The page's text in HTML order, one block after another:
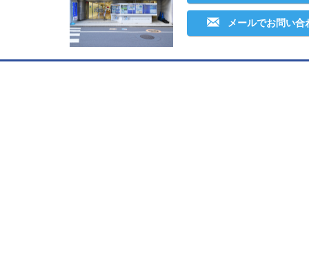
メールでお問い合